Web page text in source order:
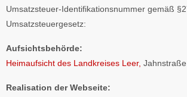
Umsatzsteuer-Identifikationsnummer gemäß
Umsatzsteuergesetz:
Aufsichtsbehörde:
Heimaufsicht des Landkreises Leer,
Rea­li­sa­tion der Web­seite: